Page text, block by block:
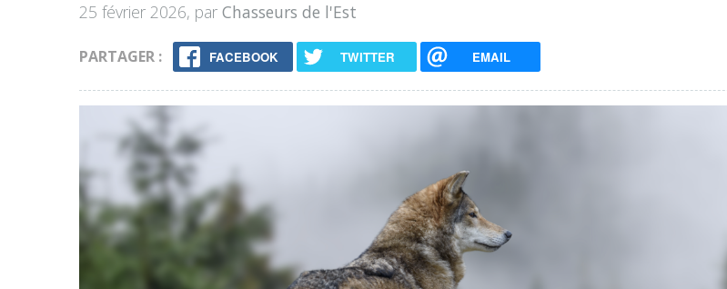
25 février 2026, par Chasseurs de l'Est
PARTAGER : FACEBOOK TWITTER EMAIL